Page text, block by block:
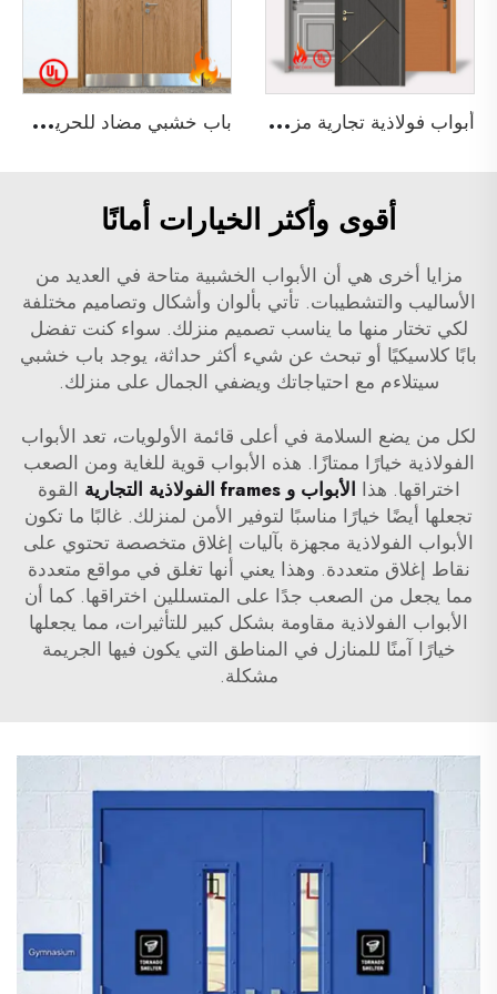
أ
بواب فولاذية تجارية مزدوجة وفردية مقاومة للحريق لمدة 3 ساعات ومصنفة من قبل UL لأبواب المجتمعات ب
اب خشبي مضاد للحريق لمدة 90 دقيقة غير متساوي مع شهادة UL لمبنى فندق
أقوى وأكثر الخيارات أمانًا
مزايا أخرى هي أن الأبواب الخشبية متاحة في العديد من
الأساليب والتشطيبات. تأتي بألوان وأشكال وتصاميم مختلفة
لكي تختار منها ما يناسب تصميم منزلك. سواء كنت تفضل
بابًا كلاسيكيًا أو تبحث عن شيء أكثر حداثة، يوجد باب خشبي
سيتلاءم مع احتياجاتك ويضفي الجمال على منزلك.
لكل من يضع السلامة في أعلى قائمة الأولويات، تعد الأبواب
الفولاذية خيارًا ممتازًا. هذه الأبواب قوية للغاية ومن الصعب
اختراقها. هذا الأبواب و frames الفولاذية التجارية
القوة
تجعلها أيضًا خيارًا مناسبًا لتوفير الأمن لمنزلك. غالبًا ما تكون
الأبواب الفولاذية مجهزة بآليات إغلاق متخصصة تحتوي على
نقاط إغلاق متعددة. وهذا يعني أنها تغلق في مواقع متعددة
مما يجعل من الصعب جدًا على المتسللين اختراقها. كما أن
الأبواب الفولاذية مقاومة بشكل كبير للتأثيرات، مما يجعلها
خيارًا آمنًا للمنازل في المناطق التي يكون فيها الجريمة
مشكلة.